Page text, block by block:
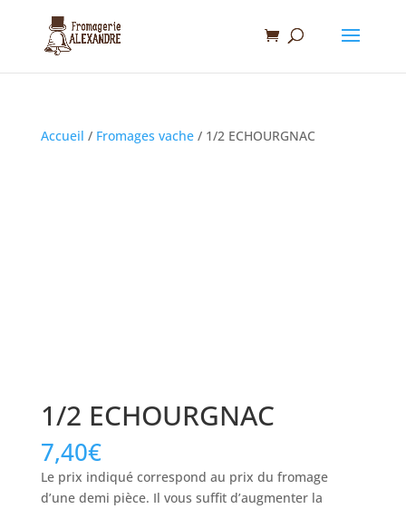
Accueil / Fromages vache/ 1/2 ECHOURGNAC
1/2 ECHOURGNAC
7,40€
Le prix indiqué correspond au prix du fromage
d’une demi pièce. Il vous suffit d’augmenter la